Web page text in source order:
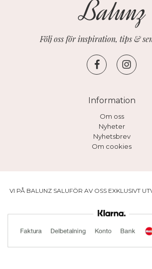
Följ oss för inspiration, tips &
Information
Om oss
Nyheter
Nyhetsbrev
Om cookies
VI PÅ BALUNZ SALUFÖR AV OSS EXKLUSIVT